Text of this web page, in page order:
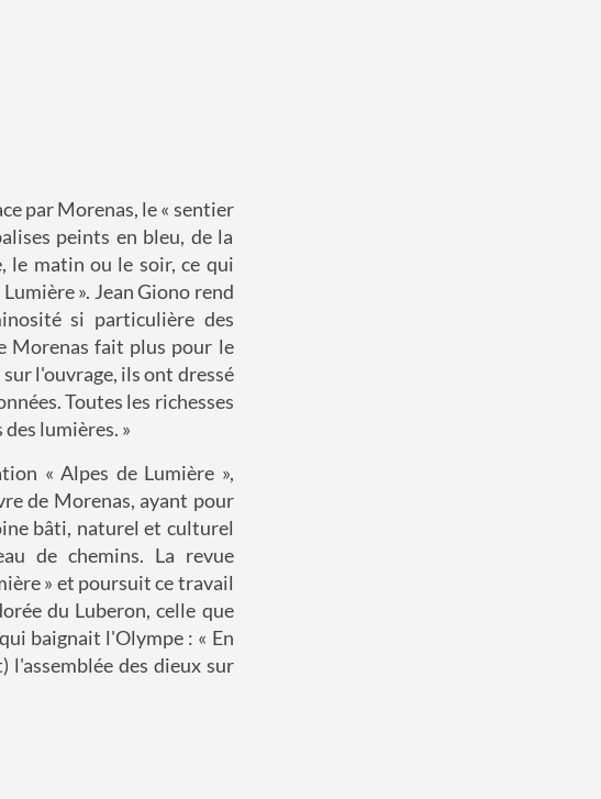
par Morenas, le « sentier
peints en bleu, de la
le matin ou le soir, ce qui
». Jean Giono rend
si particulière des
Morenas fait plus pour le
l'ouvrage, ils ont dressé
Toutes les richesses
lumières. »
« Alpes de Lumière »,
de Morenas, ayant pour
bâti, naturel et culturel
de chemins. La revue
» et poursuit ce travail
du Luberon, celle que
baignait l'Olympe : « En
des dieux sur